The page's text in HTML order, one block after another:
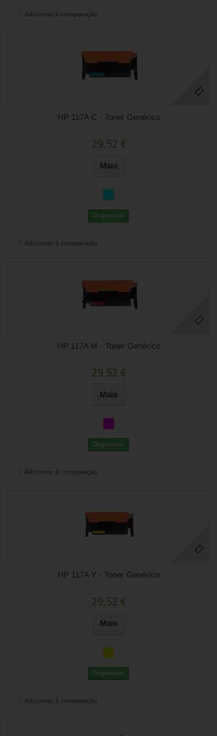
Adicionar à comparação
HP 117A C - Toner Genérico
29,52 €
Mais
Disponível
Adicionar à comparação
HP 117A M - Toner Genérico
29,52 €
Mais
Disponível
Adicionar à comparação
HP 117A Y - Toner Genérico
29,52 €
Mais
Disponível
Adicionar à comparação